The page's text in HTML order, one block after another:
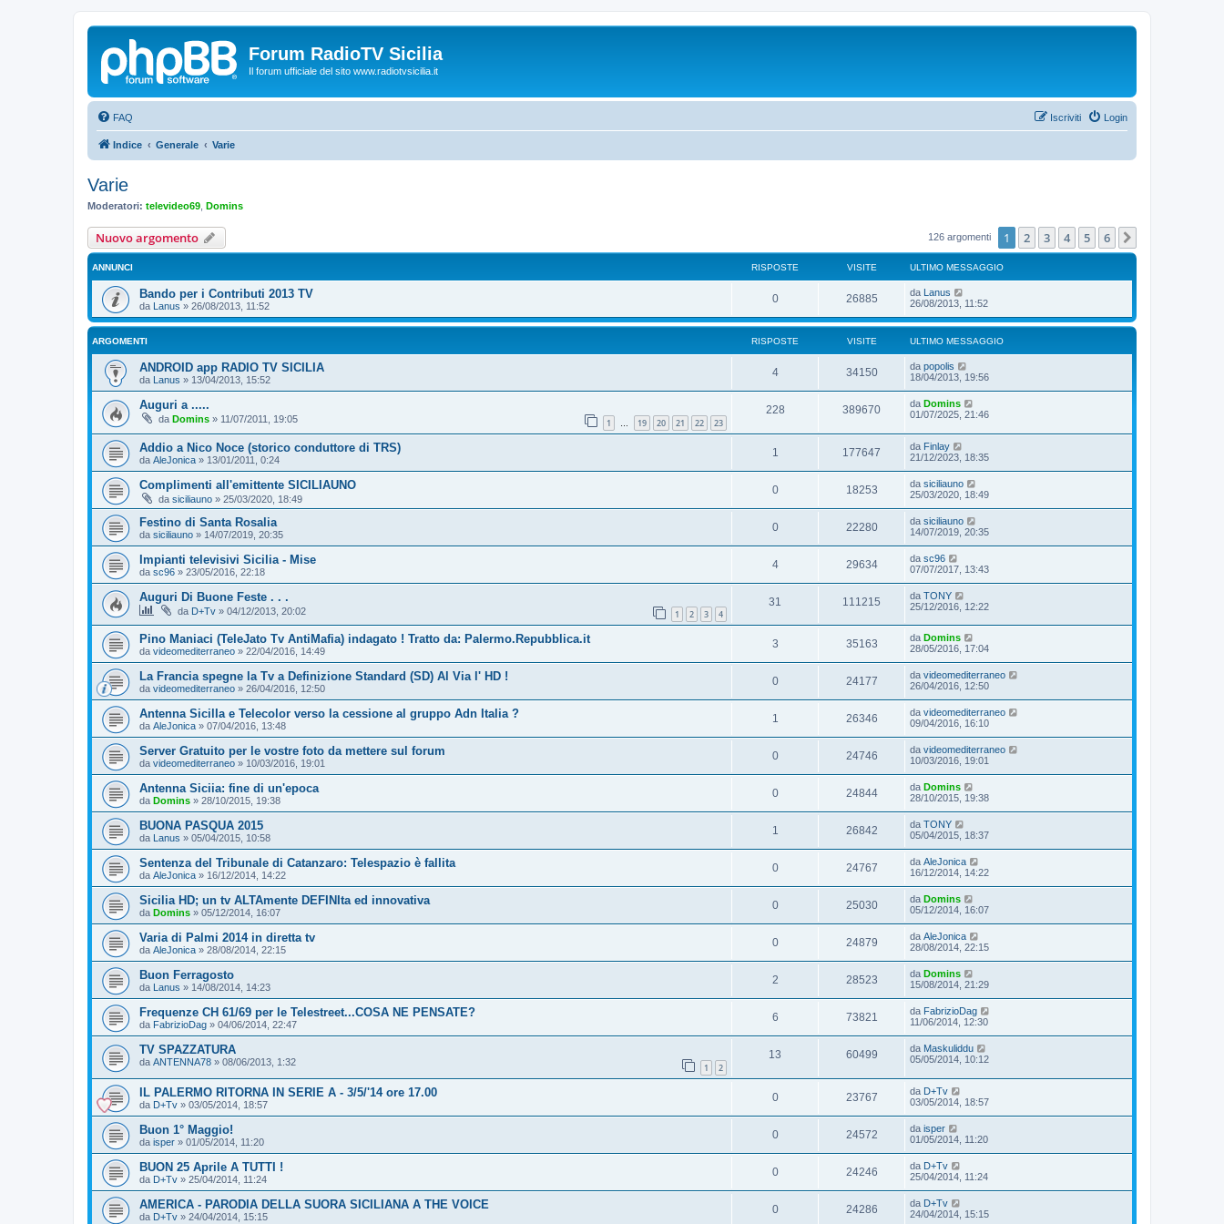
Forum RadioTV Sicilia
Il forum ufficiale del sito www.radiotvsicilia.it
FAQ Login
Iscriviti
Indice Generale Varie
Varie
Moderatori: televideo69 Domins
Nuovo argomento 126 argomenti 1 2 3 4 5 6
ANNUNCI RISPOSTE VISITE ULTIMO MESSAGGIO
Bando per i Contributi 2013 TV
da Lanus » 26/08/2013, 11:52
0 26885 da Lanus
26/08/2013, 11:52
ARGOMENTI RISPOSTE VISITE ULTIMO MESSAGGIO
ANDROID app RADIO TV SICILIA
da Lanus » 13/04/2013, 15:52
4 34150 da popolis
18/04/2013, 19:56
Auguri a .....
da Domins » 11/07/2011, 19:05 1 … 19 20 21 22 23
228 389670 da Domins
01/07/2025, 21:46
Addio a Nico Noce (storico conduttore di TRS)
da AleJonica » 13/01/2011, 0:24
1 177647 da Finlay
21/12/2023, 18:35
Complimenti all'emittente SICILIAUNO
da siciliauno » 25/03/2020, 18:49
0 18253 da siciliauno
25/03/2020, 18:49
Festino di Santa Rosalia
da siciliauno » 14/07/2019, 20:35
0 22280 da siciliauno
14/07/2019, 20:35
Impianti televisivi Sicilia - Mise
da sc96 » 23/05/2016, 22:18
4 29634 da sc96
07/07/2017, 13:43
Auguri Di Buone Feste . . .
da D+Tv » 04/12/2013, 20:02 1 2 3 4
31 111215 da TONY
25/12/2016, 12:22
Pino Maniaci (TeleJato Tv AntiMafia) indagato ! Tratto da: Palermo.Repubblica.it
da videomediterraneo » 22/04/2016, 14:49
3 35163 da Domins
28/05/2016, 17:04
La Francia spegne la Tv a Definizione Standard (SD) Al Via l' HD !
da videomediterraneo » 26/04/2016, 12:50
0 24177 da videomediterraneo
26/04/2016, 12:50
Antenna SicilIa e Telecolor verso la cessione al gruppo Adn Italia ?
da AleJonica » 07/04/2016, 13:48
1 26346 da videomediterraneo
09/04/2016, 16:10
Server Gratuito per le vostre foto da mettere sul forum
da videomediterraneo » 10/03/2016, 19:01
0 24746 da videomediterraneo
10/03/2016, 19:01
Antenna Siciia: fine di un'epoca
da Domins » 28/10/2015, 19:38
0 24844 da Domins
28/10/2015, 19:38
BUONA PASQUA 2015
da Lanus » 05/04/2015, 10:58
1 26842 da TONY
05/04/2015, 18:37
Sentenza del Tribunale di Catanzaro: Telespazio è fallita
da AleJonica » 16/12/2014, 14:22
0 24767 da AleJonica
16/12/2014, 14:22
Sicilia HD; un tv ALTAmente DEFINIta ed innovativa
da Domins » 05/12/2014, 16:07
0 25030 da Domins
05/12/2014, 16:07
Varia di Palmi 2014 in diretta tv
da AleJonica » 28/08/2014, 22:15
0 24879 da AleJonica
28/08/2014, 22:15
Buon Ferragosto
da Lanus » 14/08/2014, 14:23
2 28523 da Domins
15/08/2014, 21:29
Frequenze CH 61/69 per le Telestreet...COSA NE PENSATE?
da FabrizioDag » 04/06/2014, 22:47
6 73821 da FabrizioDag
11/06/2014, 12:30
TV SPAZZATURA
da ANTENNA78 » 08/06/2013, 1:32 1 2
13 60499 da Maskuliddu
05/05/2014, 10:12
IL PALERMO RITORNA IN SERIE A - 3/5/'14 ore 17.00
da D+Tv » 03/05/2014, 18:57
0 23767 da D+Tv
03/05/2014, 18:57
Buon 1° Maggio!
da isper » 01/05/2014, 11:20
0 24572 da isper
01/05/2014, 11:20
BUON 25 Aprile A TUTTI !
da D+Tv » 25/04/2014, 11:24
0 24246 da D+Tv
25/04/2014, 11:24
AMERICA - PARODIA DELLA SUORA SICILIANA A THE VOICE
da D+Tv » 24/04/2014, 15:15
0 24286 da D+Tv
24/04/2014, 15:15